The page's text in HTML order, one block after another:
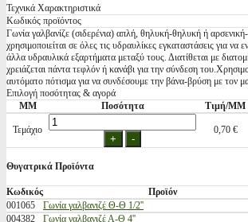
Τεχνικά Χαρακτηριστικά
Κωδικός προϊόντος
Γωνία γαλβανίζε (σιδερένια) απλή, θηλυκή-θηλυκή ή
χρησιμοποιείται σε όλες τις υδραυλίκες εγκαταστάσεις για να
άλλα υδραυλικά εξαρτήματα μεταξύ τους. Διατίθεται με
χρειάζεται πάντα τεφλόν ή κανάβι για την σύνδεση
αυτόματο πότισμα για να συνδέσουμε την βάνα-βρύση με τον
Επιλογή ποσότητας & αγορά
ΜΜ
Ποσότητα Τιμή/ΜΜ
Τεμάχιο 0,70 €
Θυγατρικά Προϊόντα
Κωδικός Προϊόν
001065
Γωνία γαλβανιζέ Θ-Θ 1/2''
004382
Γωνία γαλβανιζέ Α-Θ 4''